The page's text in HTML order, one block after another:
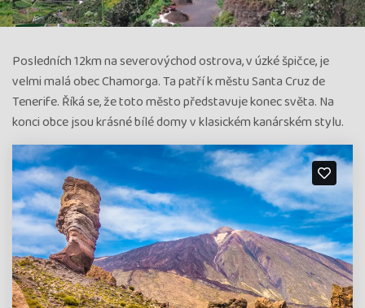
Posledních 12km na severovýchod ostrova, v úzké špičce, je
velmi malá obec Chamorga. Ta patří k městu Santa Cruz de
Tenerife. Říká se, že toto město představuje konec světa. Na
konci obce jsou krásné bílé domy v klasickém kanárském stylu.